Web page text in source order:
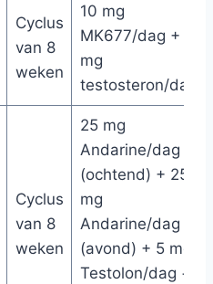
Cyclus
van 8
weken
10 mg
MK677/dag + 5
mg
testosteron/dag
Cyclus
van 8
weken
25 mg
Andarine/dag
(ochtend) + 25
mg
Andarine/dag
(avond) + 5 mg
Testolon/dag +